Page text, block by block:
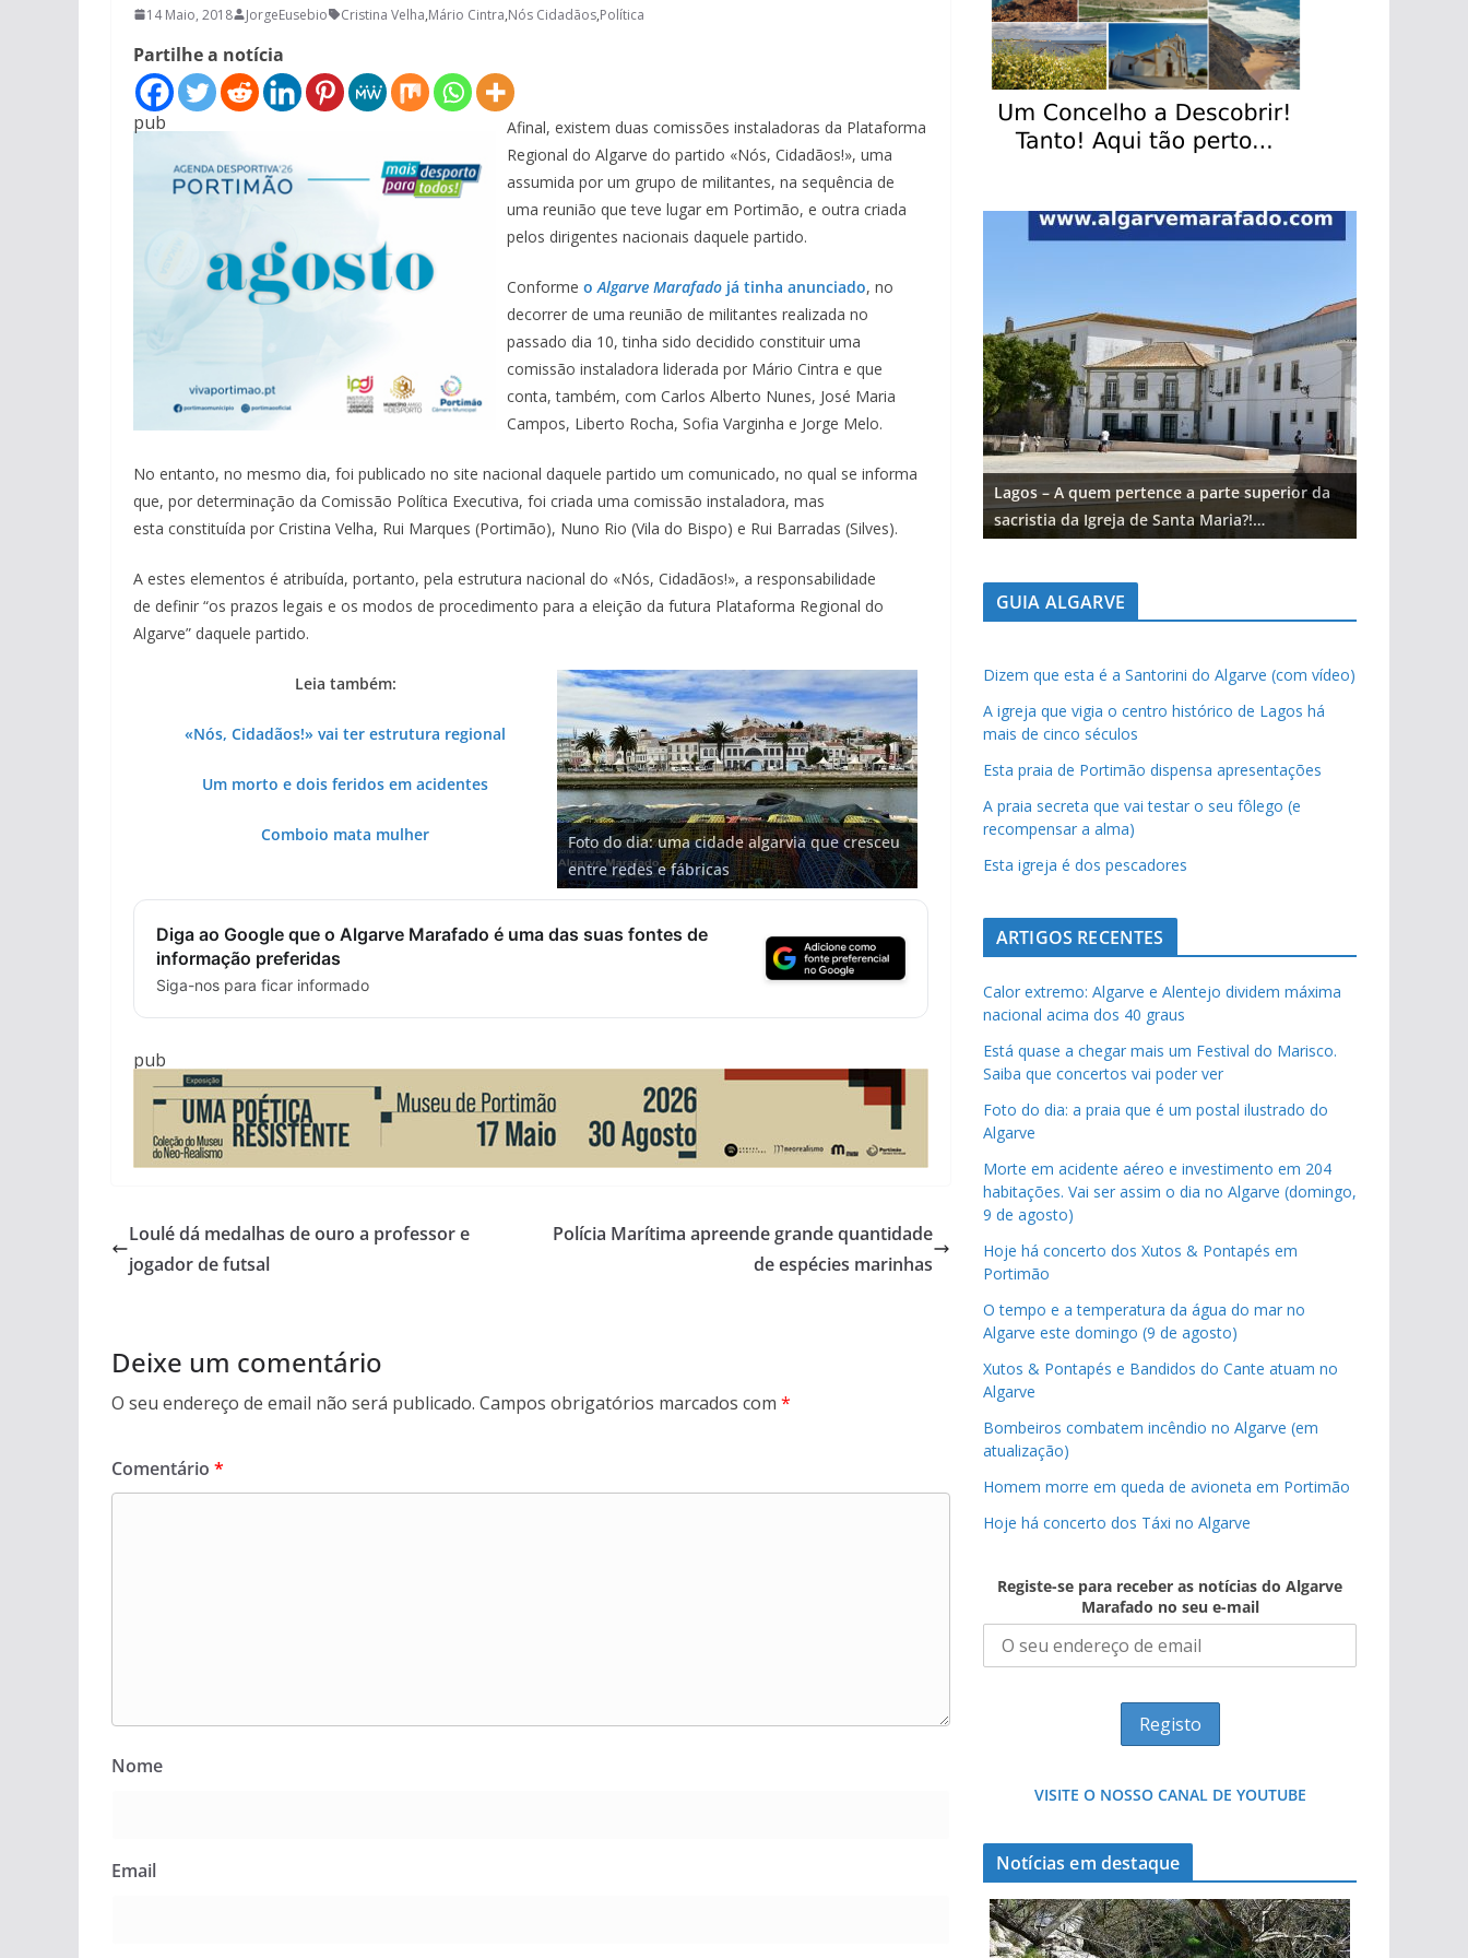
14 Maio, 2018 JorgeEusebio Cristina Velha,Mário Cintra,Nós Cidadãos,Política
Partilhe a notícia
pub
Afinal, existem duas comissões instaladoras da Plataforma
Regional do Algarve do partido «Nós, Cidadãos!», uma
assumida por um grupo de militantes, na sequência de
uma reunião que teve lugar em Portimão, e outra criada
pelos dirigentes nacionais daquele partido.
Conforme o Algarve Marafado já tinha anunciado, no
decorrer de uma reunião de militantes realizada no
passado dia 10, tinha sido decidido constituir uma
comissão instaladora liderada por Mário Cintra e que
conta, também, com Carlos Alberto Nunes, José Maria
Campos, Liberto Rocha, Sofia Varginha e Jorge Melo.
No entanto, no mesmo dia, foi publicado no site nacional daquele partido um comunicado, no qual se informa
que, por determinação da Comissão Política Executiva, foi criada uma comissão instaladora, mas
esta constituída por Cristina Velha, Rui Marques (Portimão), Nuno Rio (Vila do Bispo) e Rui Barradas (Silves).
A estes elementos é atribuída, portanto, pela estrutura nacional do «Nós, Cidadãos!», a responsabilidade
de definir “os prazos legais e os modos de procedimento para a eleição da futura Plataforma Regional do
Algarve” daquele partido.
Foto do dia: uma cidade algarvia que cresceu
entre redes e fábricas
Projeto milionário: investimento de 108
milhões de euros na construção de dois
hotéis (com vídeo)
Milagre da água. Fontes emblemáticas do
Algarve voltam a ter vida (com vídeo)
Tapas do mar a 3 euros cada. Nova rota
gastronómica nasce no Algarve
Tempestades roubam areia de praias e põem
arribas em risco no Algarve (com vídeo)
Leia também:
«Nós, Cidadãos!» vai ter estrutura regional
Um morto e dois feridos em acidentes
Comboio mata mulher
Diga ao Google que o Algarve Marafado é uma das suas fontes de
informação preferidas
Siga-nos para ficar informado
pub
Loulé dá medalhas de ouro a professor e
jogador de futsal
Polícia Marítima apreende grande quantidade
de espécies marinhas
Deixe um comentário
O seu endereço de email não será publicado. Campos obrigatórios marcados com *
Comentário *
Nome
Email
Lagos – A quem pertence a parte superior da
sacristia da Igreja de Santa Maria?!…
Lagos – A quem pertence a parte superior da
sacristia da Igreja de Santa Maria?!…
GUIA ALGARVE
Dizem que esta é a Santorini do Algarve (com vídeo)
A igreja que vigia o centro histórico de Lagos há
mais de cinco séculos
Esta praia de Portimão dispensa apresentações
A praia secreta que vai testar o seu fôlego (e
recompensar a alma)
Esta igreja é dos pescadores
ARTIGOS RECENTES
Calor extremo: Algarve e Alentejo dividem máxima
nacional acima dos 40 graus
Está quase a chegar mais um Festival do Marisco.
Saiba que concertos vai poder ver
Foto do dia: a praia que é um postal ilustrado do
Algarve
Morte em acidente aéreo e investimento em 204
habitações. Vai ser assim o dia no Algarve (domingo,
9 de agosto)
Hoje há concerto dos Xutos & Pontapés em
Portimão
O tempo e a temperatura da água do mar no
Algarve este domingo (9 de agosto)
Xutos & Pontapés e Bandidos do Cante atuam no
Algarve
Bombeiros combatem incêndio no Algarve (em
atualização)
Homem morre em queda de avioneta em Portimão
Hoje há concerto dos Táxi no Algarve
Registe-se para receber as notícias do Algarve
Marafado no seu e-mail
VISITE O NOSSO CANAL DE YOUTUBE
Notícias em destaque